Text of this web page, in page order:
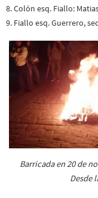
8. Colón esq. Fiallo:
9. Fiallo esq. Guerrero,
Barricada en 20 de
Desde